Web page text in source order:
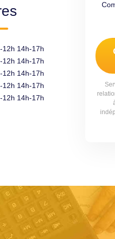
12h 14h-17h
12h 14h-17h
12h 14h-17h
12h 14h-17h
12h 14h-17h